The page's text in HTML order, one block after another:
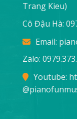
Trang Kieu)
Cô Đậu Hà:
Email:
Zalo:
Youtube: